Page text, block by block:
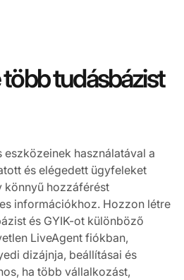
tudásbázist
használatával a
és elégedett ügyfeleket
könnyű hozzáférést
információkhoz. Hozzon létre
és GYIK-ot különböző
LiveAgent fiókban,
dizájnja, beállításai és
ha több vállalkozást,